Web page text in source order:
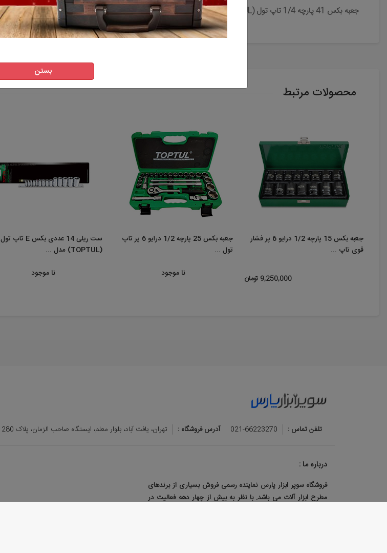
جعبه بکس 41 پارچه 1/4 تاپ تول (TOPTUL) مدل GADW4101
محصولات مرتبط
جعبه بکس 15 پارچه 1/2 درایو 6 پر فشار
قوی تاپ ...
9,250,000 تومان
جعبه بکس 25 پارچه 1/2 درایو 6 پر تاپ
تول ...
نا موجود
ست ریلی 14 عددی بکس E تاپ تول
(TOPTUL) مدل ...
نا موجود
تلفن تماس : 021-66223270 آدرس فروشگاه : تهران، یافت آباد، بلوار معلم، ایستگاه صاحب الزمان، پلاک 280
درباره ما :
فروشگاه سوپر ابزار پارس نماینده رسمی فروش بسیاری از برندهای
مطرح ابزار آلات می باشد. با نظر به بیش از چهار دهه فعالیت در
بستن